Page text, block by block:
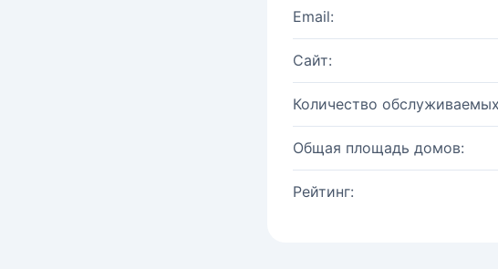
Email:
Сайт:
Количество
Общая площадь домов:
Рейтинг: